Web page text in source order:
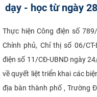
CƠ CẤU TỔ CHỨC
TUYỂN SINH
ĐÀO TẠO
ĐẢM BẢO CHẤT
dạy - học từ ngày
​Thực hiện Công điện số
Chính phủ, Chỉ thị số 06/
điện số 11/CĐ-UBND ngày
về quyết liệt triển khai các
địa bàn thành phố , Trường